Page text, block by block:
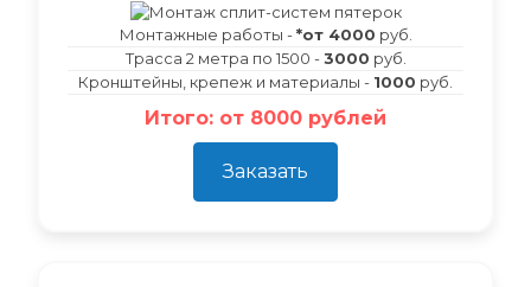
Монтажные работы -*от 4000 руб.
Трасса 2 метра по 1500 -3000 руб.
Кронштейны, крепеж и материалы - 1000 руб.
Итого: от 8000 рублей
Заказать